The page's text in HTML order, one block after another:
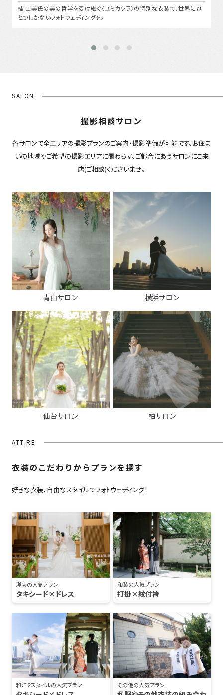
桂 由美氏の美の哲学を受け継ぐ〈ユミカツラ〉の特別な衣装で、世界にひ
とつしかないフォトウェディングを。
SALON
撮影相談サロン
各サロンで全エリアの撮影プランのご案内・撮影準備が可能です。お住ま
いの地域やご希望の撮影エリアに関わらず、ご都合にあうサロンにご来
店(ご相談)くださいませ。
青山サロン 横浜サロン
仙台サロン 柏サロン
ATTIRE
衣装のこだわりからプランを探す
好きな衣装、自由なスタイルでフォトウェディング！
洋装の人気プラン
タキシード×ドレス
和装の人気プラン
打掛×紋付袴
和洋２スタイルの人気プラン その他の人気プラン